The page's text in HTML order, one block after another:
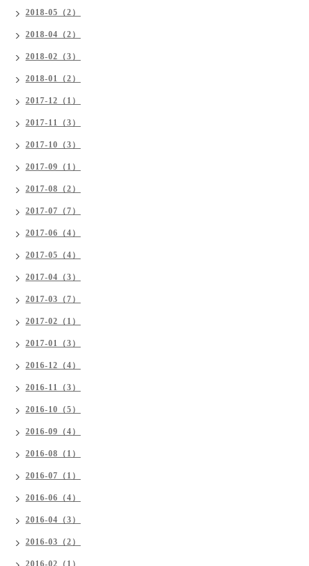
2018-05（2）
2018-04（2）
2018-02（3）
2018-01（2）
2017-12（1）
2017-11（3）
2017-10（3）
2017-09（1）
2017-08（2）
2017-07（7）
2017-06（4）
2017-05（4）
2017-04（3）
2017-03（7）
2017-02（1）
2017-01（3）
2016-12（4）
2016-11（3）
2016-10（5）
2016-09（4）
2016-08（1）
2016-07（1）
2016-06（4）
2016-04（3）
2016-03（2）
2016-02（1）